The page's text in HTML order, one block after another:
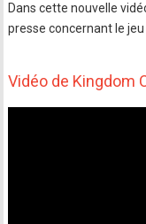
Dans cette nouvelle
presse concernant le jeu
Vidéo de Kingdom